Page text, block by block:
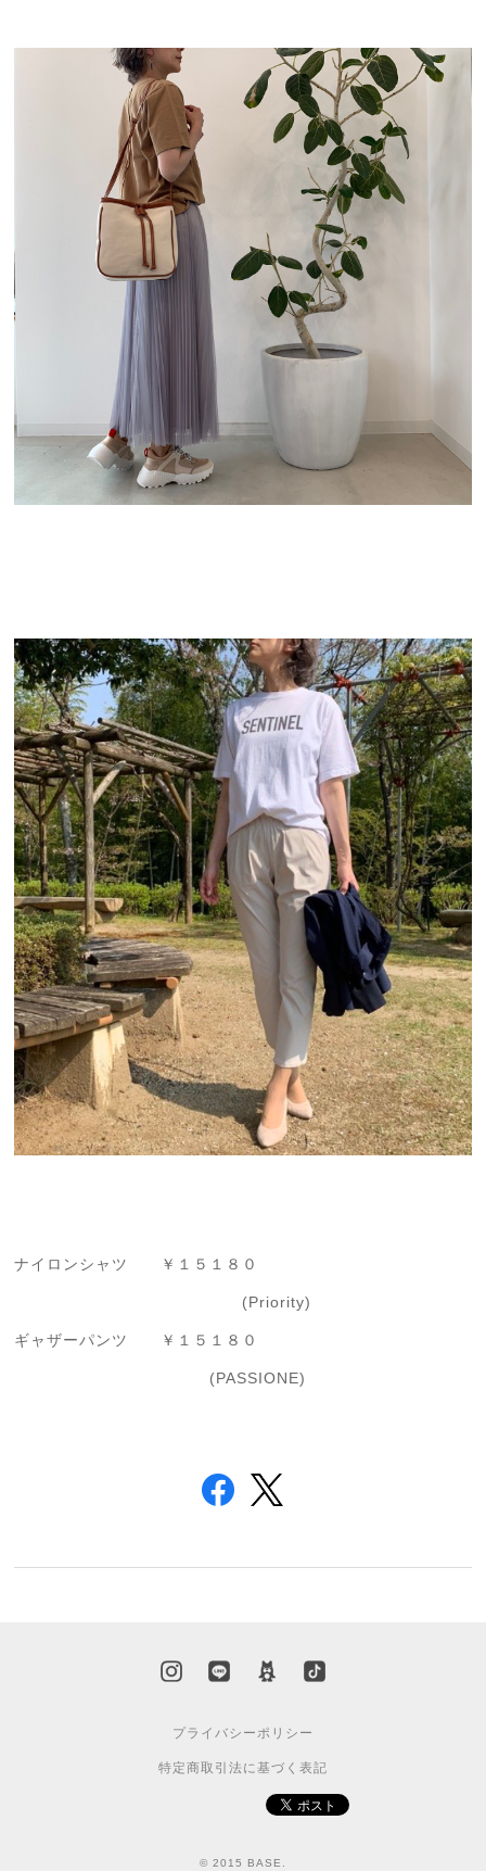
ナイロンシャツ ￥１５１８０
(Priority)
ギャザーパンツ ￥１５１８０
(PASSIONE)
プライバシーポリシー
特定商取引法に基づく表記
© 2015 BASE.